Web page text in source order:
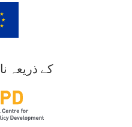
کے ذریعہ